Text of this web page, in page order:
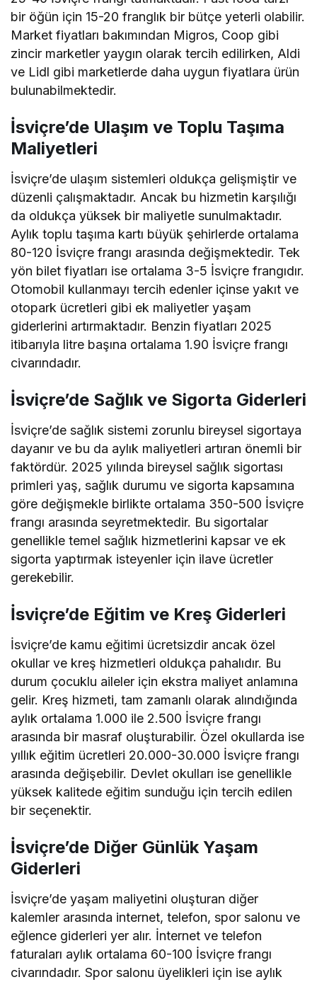
bir öğün için 15-20 franglık bir bütçe yeterli olabilir.
Market fiyatları bakımından Migros, Coop gibi
zincir marketler yaygın olarak tercih edilirken, Aldi
ve Lidl gibi marketlerde daha uygun fiyatlara ürün
bulunabilmektedir.
İsviçre’de Ulaşım ve Toplu Taşıma
Maliyetleri
İsviçre’de ulaşım sistemleri oldukça gelişmiştir ve
düzenli çalışmaktadır. Ancak bu hizmetin karşılığı
da oldukça yüksek bir maliyetle sunulmaktadır.
Aylık toplu taşıma kartı büyük şehirlerde ortalama
80-120 İsviçre frangı arasında değişmektedir. Tek
yön bilet fiyatları ise ortalama 3-5 İsviçre frangıdır.
Otomobil kullanmayı tercih edenler içinse yakıt ve
otopark ücretleri gibi ek maliyetler yaşam
giderlerini artırmaktadır. Benzin fiyatları 2025
itibarıyla litre başına ortalama 1.90 İsviçre frangı
civarındadır.
İsviçre’de Sağlık ve Sigorta Giderleri
İsviçre’de sağlık sistemi zorunlu bireysel sigortaya
dayanır ve bu da aylık maliyetleri artıran önemli bir
faktördür. 2025 yılında bireysel sağlık sigortası
primleri yaş, sağlık durumu ve sigorta kapsamına
göre değişmekle birlikte ortalama 350-500 İsviçre
frangı arasında seyretmektedir. Bu sigortalar
genellikle temel sağlık hizmetlerini kapsar ve ek
sigorta yaptırmak isteyenler için ilave ücretler
gerekebilir.
İsviçre’de Eğitim ve Kreş Giderleri
İsviçre’de kamu eğitimi ücretsizdir ancak özel
okullar ve kreş hizmetleri oldukça pahalıdır. Bu
durum çocuklu aileler için ekstra maliyet anlamına
gelir. Kreş hizmeti, tam zamanlı olarak alındığında
aylık ortalama 1.000 ile 2.500 İsviçre frangı
arasında bir masraf oluşturabilir. Özel okullarda ise
yıllık eğitim ücretleri 20.000-30.000 İsviçre frangı
arasında değişebilir. Devlet okulları ise genellikle
yüksek kalitede eğitim sunduğu için tercih edilen
bir seçenektir.
İsviçre’de Diğer Günlük Yaşam
Giderleri
İsviçre’de yaşam maliyetini oluşturan diğer
kalemler arasında internet, telefon, spor salonu ve
eğlence giderleri yer alır. İnternet ve telefon
faturaları aylık ortalama 60-100 İsviçre frangı
civarındadır. Spor salonu üyelikleri için ise aylık